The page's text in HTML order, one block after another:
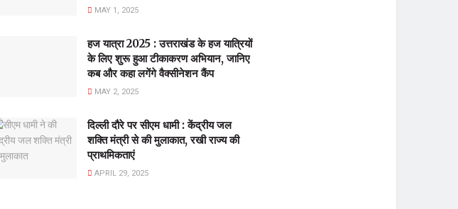
MAY 1, 2025
हज यात्रा 2025 : उत्तराखंड के हज यात्रियों
के लिए शुरू हुआ टीकाकरण अभियान, जानिए
कब और कहा लगेंगे वैक्सीनेशन कैंप
MAY 2, 2025
दिल्ली दौरे पर सीएम धामी : केंद्रीय जल
शक्ति मंत्री से की मुलाकात, रखी राज्य की
प्राथमिकताएं
APRIL 29, 2025